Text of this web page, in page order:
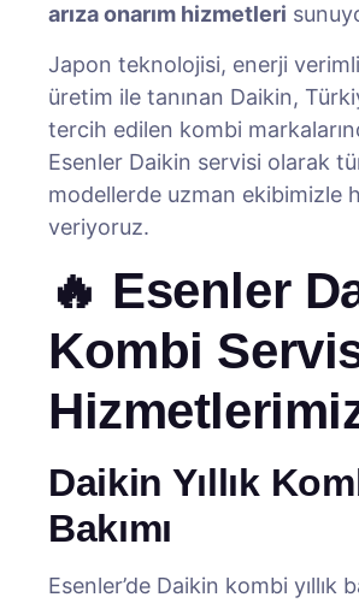
arıza onarım hizmetleri
Japon teknolojisi, enerji
üretim ile tanınan Daikin,
tercih edilen kombi
Esenler Daikin servisi olarak
modellerde uzman ekibimizle
veriyoruz.
🔥 Esenler
Kombi
Daikin Yıllık
Bakımı
Esenler’de Daikin kombi yıllık